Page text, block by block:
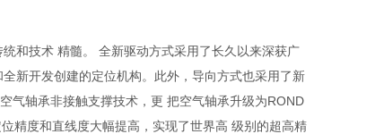
和技术 精髓。 全新驱动方式采用了长久以来深获广
新开发创建的定位机构。此外，导向方式也采用了新
气轴承非接触支撑技术，更 把空气轴承升级为ROND
精度和直线度大幅提高，实现了世界高 级别的超高精